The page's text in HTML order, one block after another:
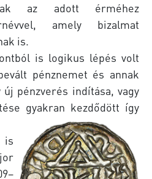
az adott érméhez
amely bizalmat
is.
is logikus lépés volt
pénznemet és annak
pénzverés indítása, vagy
gyakran kezdődött így
is